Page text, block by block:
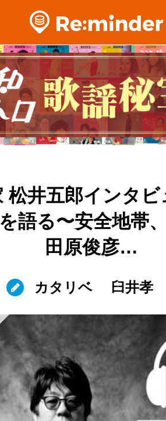
松井五郎インタ
語る〜安全地帯
田原俊彦…
カタリベ 臼井孝